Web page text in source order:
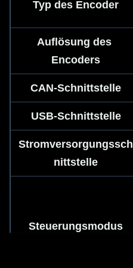
Typ des Encoder
Auflösung des
Encoders
CAN-Schnittstelle
USB-Schnittstelle
Stromversorgungssch
nittstelle
Steuerungsmodus